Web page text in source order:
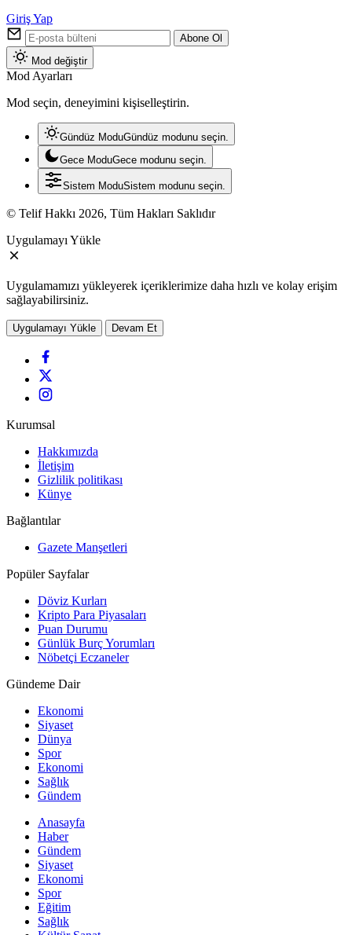
Giriş Yap
Abone Ol
Mod değiştir
Mod Ayarları
Mod seçin, deneyimini kişiselleştirin.
Gündüz ModuGündüz modunu seçin.
Gece ModuGece modunu seçin.
Sistem ModuSistem modunu seçin.
© Telif Hakkı 2026, Tüm Hakları Saklıdır
Uygulamayı Yükle
Uygulamamızı yükleyerek içeriklerimize daha hızlı ve kolay erişim
sağlayabilirsiniz.
Uygulamayı Yükle Devam Et
Kurumsal
Hakkımızda
İletişim
Gizlilik politikası
Künye
Bağlantılar
Gazete Manşetleri
Popüler Sayfalar
Döviz Kurları
Kripto Para Piyasaları
Puan Durumu
Günlük Burç Yorumları
Nöbetçi Eczaneler
Gündeme Dair
Ekonomi
Siyaset
Dünya
Spor
Ekonomi
Sağlık
Gündem
Anasayfa
Haber
Gündem
Siyaset
Ekonomi
Spor
Eğitim
Sağlık